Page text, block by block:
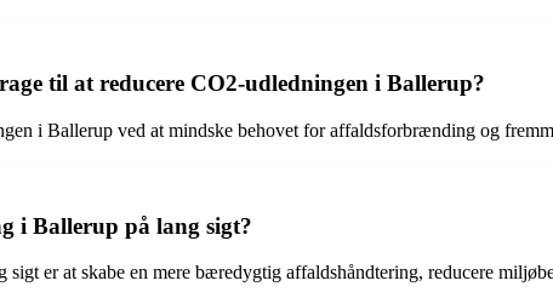
til at reducere CO2-udledningen i Ballerup?
i Ballerup ved at mindske behovet for affaldsforbrænding og
i Ballerup på lang sigt?
er at skabe en mere bæredygtig affaldshåndtering, reducere